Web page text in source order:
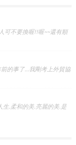
可不要換喔!!喔~~還有順
的事了...我剛考上外貿協
生.柔和的美.亮麗的美.是